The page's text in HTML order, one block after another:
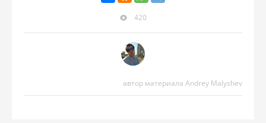
420
автор материала Andrey Malyshev